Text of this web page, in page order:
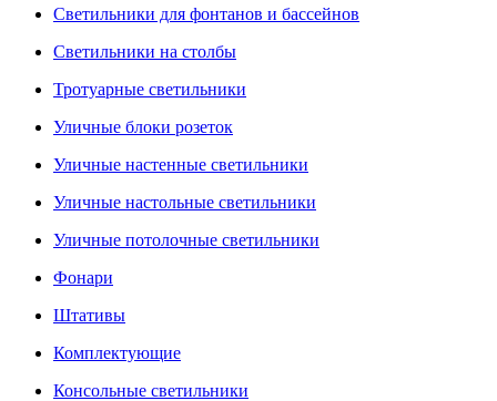
Светильники для фонтанов и бассейнов
Светильники на столбы
Тротуарные светильники
Уличные блоки розеток
Уличные настенные светильники
Уличные настольные светильники
Уличные потолочные светильники
Фонари
Штативы
Комплектующие
Консольные светильники